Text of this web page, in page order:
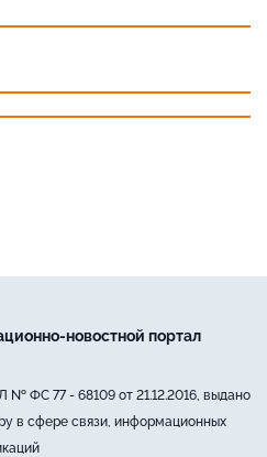
новостной портал
№ ФС 77 - 68109 от 21.12.2016, выдано
в сфере связи, информационных